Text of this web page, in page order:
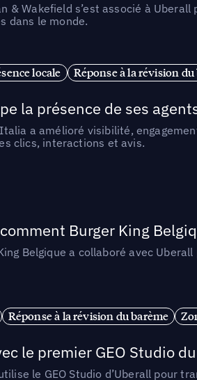
& Wakefield s’est associé à
dans le monde.
locale Réponse à la révision du
la présence de ses
a amélioré visibilité,
clics, interactions et avis.
Burger King
Belgique a collaboré avec
Réponse à la révision du barème
le premier GEO Studio
le GEO Studio d’Uberall pour